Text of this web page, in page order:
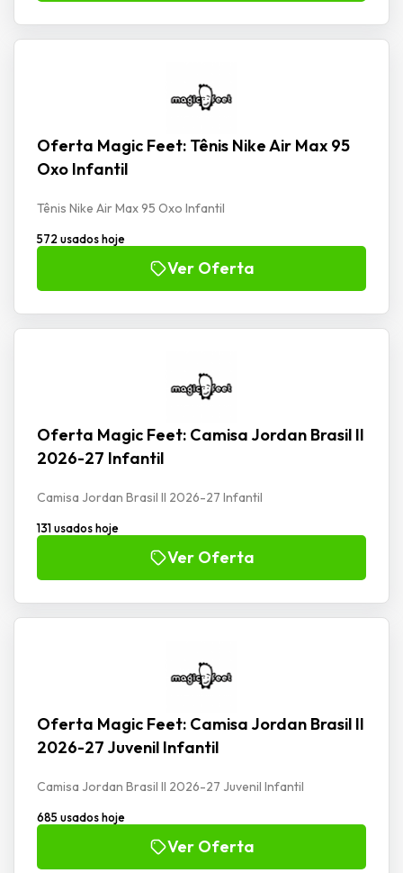
Oferta Magic Feet: Tênis Nike Air Max 95
Oxo Infantil
Tênis Nike Air Max 95 Oxo Infantil
572 usados hoje
Ver Oferta
Oferta Magic Feet: Camisa Jordan Brasil II
2026-27 Infantil
Camisa Jordan Brasil II 2026-27 Infantil
131 usados hoje
Ver Oferta
Oferta Magic Feet: Camisa Jordan Brasil II
2026-27 Juvenil Infantil
Camisa Jordan Brasil II 2026-27 Juvenil Infantil
685 usados hoje
Ver Oferta